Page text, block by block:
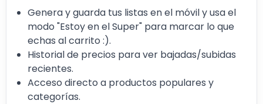
Genera y guarda tus listas en el móvil y usa el
modo "Estoy en el Super" para marcar lo que
echas al carrito :).
Historial de precios para ver bajadas/subidas
recientes.
Acceso directo a productos populares y
categorías.